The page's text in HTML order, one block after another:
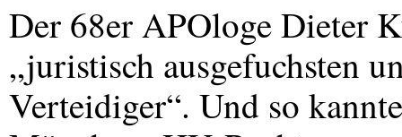
Der 68er APOloge Dieter
„juristisch ausgefuchsten
Verteidiger“. Und so